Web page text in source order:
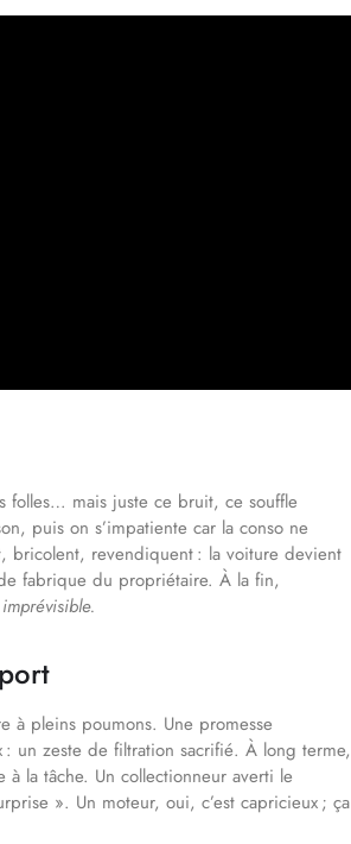
folles… mais juste ce bruit, ce souffle
puis on s’impatiente car la conso ne
bricolent, revendiquent : la voiture devient
fabrique du propriétaire. À la fin,
à pleins poumons. Une promesse
un zeste de filtration sacrifié. À long terme,
la tâche. Un collectionneur averti le
». Un moteur, oui, c’est capricieux ; ça